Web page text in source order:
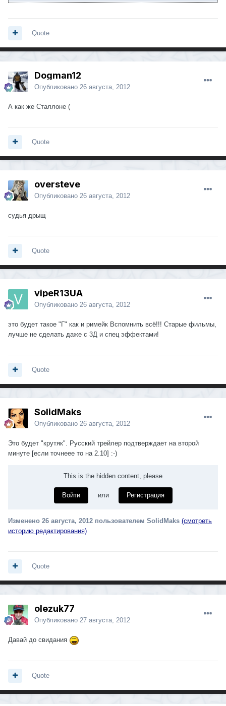
Quote
Dogman12
Опубликовано 26 августа, 2012
А как же Сталлоне (
Quote
oversteve
Опубликовано 26 августа, 2012
судья дрыщ
Quote
vipeR13UA
Опубликовано 26 августа, 2012
это будет такое "Г" как и римейк Вспомнить всё!!! Старые фильмы,
лучше не сделать даже с 3Д и спец эффектами!
Quote
SolidMaks
Опубликовано 26 августа, 2012
Это будет "крутяк". Русский трейлер подтверждает на второй
минуте [если точнеее то на 2.10] :-)
This is the hidden content, please
Войти или Регистрация
Изменено 26 августа, 2012 пользователем SolidMaks (смотреть
историю редактирования)
Quote
olezuk77
Опубликовано 27 августа, 2012
Давай до свидания
Quote